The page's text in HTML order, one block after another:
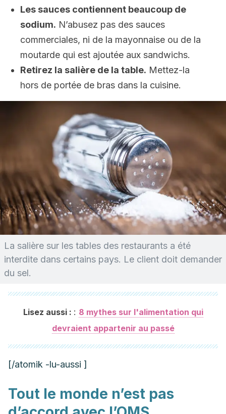
Les sauces contiennent beaucoup de
sodium. N’abusez pas des sauces
commerciales, ni de la mayonnaise ou de la
moutarde qui est ajoutée aux sandwichs.
Retirez la salière de la table. Mettez-la
hors de portée de bras dans la cuisine.
La salière sur les tables des restaurants a été
interdite dans certains pays. Le client doit demander
du sel.
Lisez aussi : : 8 mythes sur l'alimentation qui
devraient appartenir au passé
[/atomik -lu-aussi ]
Tout le monde n’est pas